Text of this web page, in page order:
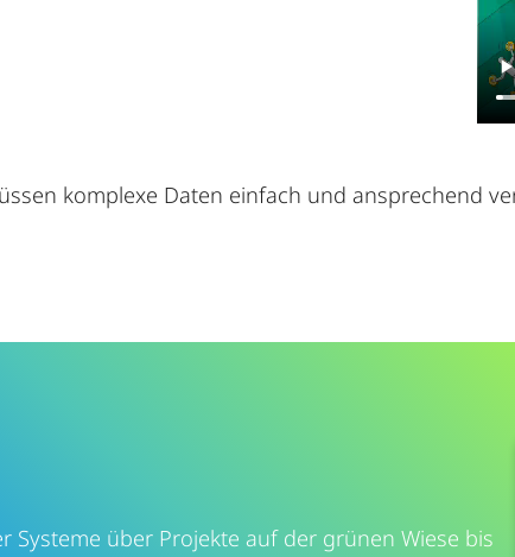
komplexe Daten einfach und ansprechend
über Projekte auf der grünen Wiese bis